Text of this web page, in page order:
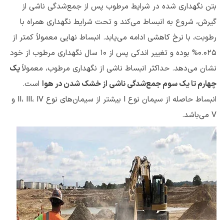
بتن نگهداری شده در شرایط مرطوب پس از جمع‌شدگی ناشی از
گیرش، شروع به انبساط می‌کند و تحت شرایط نگهداری همراه با
رطوبت، با نرخ کاهشی ادامه می‌یابد. انبساط نهایی معمولاً کمتر از
0.025% بوده و تغییر اندکی پس از ۱۰ سال نگهداری مرطوب از خود
نشان می‌دهد. حداکثر انبساط ناشی از نگهداری مرطوب، معمولاًیک
چهارم تا یک سوم جمع‌شدگی ناشی از خشک شدن در هوا است.
انبساط حاصله از سیمان نوع I بیشتر از سیمان‌های نوع II، III، IV و
V می‌باشد.